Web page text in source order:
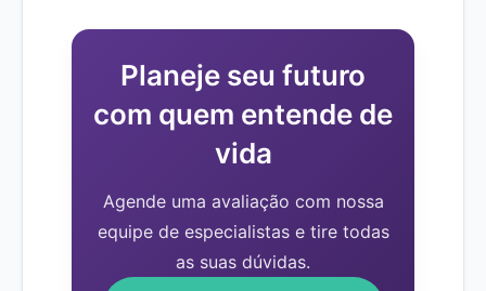
Planeje seu futuro
com quem entende de
vida
Agende uma avaliação com nossa
equipe de especialistas e tire todas
as suas dúvidas.